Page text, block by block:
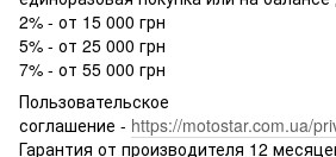
2% - от 15 000 грн
5% - от 25 000 грн
7% - от 55 000 грн
Пользовательское
соглашение - https://motostar.com.ua/
Гарантия от производителя 12